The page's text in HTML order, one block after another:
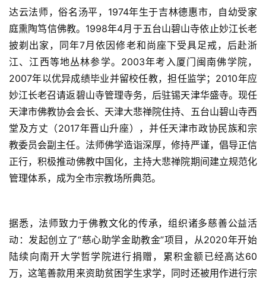
达云法师，俗名汤平，1974年生于吉林德惠市，自幼受家
庭熏陶笃信佛教。1998年4月于五台山碧山寺依止妙江长老
披剃出家，同年7月依因修老和尚座下受具足戒，后赴浙
江、江西等地丛林参学。2003年考入厦门闽南佛学院，
2007年以优异成绩毕业并留校任教，担任监学；2010年应
妙江长老召请返碧山寺管理寺务，后驻锡天津华盛寺。现任
天津市佛教协会会长、天津大悲禅院住持、五台山碧山寺西
堂及方丈（2017年晋山升座），并任天津市政协民族和宗
教委员会副主任。法师佛学造诣深厚，修持严谨，倡导正信
正行，积极推动佛教中国化，主持大悲禅院期间建立规范化
管理体系，成为全市宗教场所典范。
据悉，法师致力于佛教文化的传承，组织诸多慈善公益活
动：发起创立了“慈心助学金助教金”项目，从2020年开始
陆续向南开大学哲学院进行捐赠，累积金额已经高达60
万，这笔善款用来资助贫困学生求学，同时还被用作进行宗